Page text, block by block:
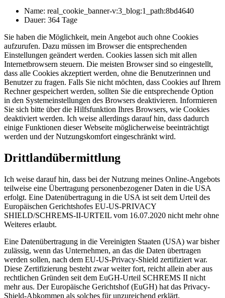
Name: real_cookie_banner-v:3_blog:1_path:8bd4640
Dauer: 364 Tage
Sie haben die Möglichkeit, mein Angebot auch ohne Cookies
aufzurufen. Dazu müssen im Browser die entsprechenden
Einstellungen geändert werden. Cookies lassen sich mit allen
Internetbrowsern steuern. Die meisten Browser sind so eingestellt,
dass alle Cookies akzeptiert werden, ohne die Benutzerinnen und
Benutzer zu fragen. Falls Sie nicht möchten, dass Cookies auf Ihrem
Rechner gespeichert werden, sollten Sie die entsprechende Option
in den Systemeinstellungen des Browsers deaktivieren. Informieren
Sie sich bitte über die Hilfsfunktion Ihres Browsers, wie Cookies
deaktiviert werden. Ich weise allerdings darauf hin, dass dadurch
einige Funktionen dieser Webseite möglicherweise beeinträchtigt
werden und der Nutzungskomfort eingeschränkt wird.
Drittlandübermittlung
Ich weise darauf hin, dass bei der Nutzung meines Online-Angebots
teilweise eine Übertragung personenbezogener Daten in die USA
erfolgt. Eine Datenübertragung in die USA ist seit dem Urteil des
Europäischen Gerichtshofes EU-US-PRIVACY
SHIELD/SCHREMS-II-URTEIL vom 16.07.2020 nicht mehr ohne
Weiteres erlaubt.
Eine Datenübertragung in die Vereinigten Staaten (USA) war bisher
zulässig, wenn das Unternehmen, an das die Daten übertragen
werden sollen, nach dem EU-US-Privacy-Shield zertifiziert war.
Diese Zertifizierung besteht zwar weiter fort, reicht allein aber aus
rechtlichen Gründen seit dem EuGH-Urteil SCHREMS II nicht
mehr aus. Der Europäische Gerichtshof (EuGH) hat das Privacy-
Shield-Abkommen als solches für unzureichend erklärt.